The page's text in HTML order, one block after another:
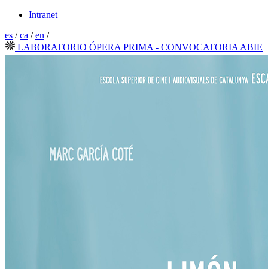
Intranet
es /ca /en /
LABORATORIO ÓPERA PRIMA - CONVOCATORIA ABIERTA